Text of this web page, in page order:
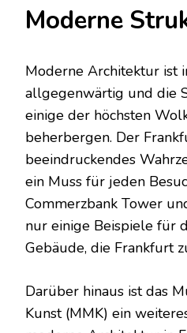
Moderne
Moderne Architektur ist
allgegenwärtig und die
einige der höchsten
beherbergen. Der
beeindruckendes
ein Muss für jeden
Commerzbank Tower
nur einige Beispiele für
Gebäude, die Frankfurt
Darüber hinaus ist das
Kunst (MMK) ein